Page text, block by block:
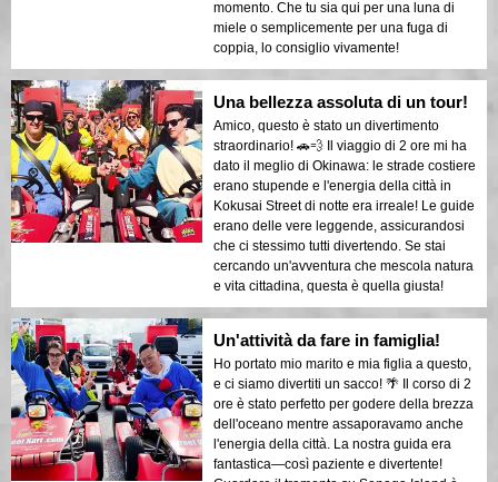
momento. Che tu sia qui per una luna di
miele o semplicemente per una fuga di
coppia, lo consiglio vivamente!
Una bellezza assoluta di un tour!
Amico, questo è stato un divertimento
straordinario! 🚗💨 Il viaggio di 2 ore mi ha
dato il meglio di Okinawa: le strade costiere
erano stupende e l'energia della città in
Kokusai Street di notte era irreale! Le guide
erano delle vere leggende, assicurandosi
che ci stessimo tutti divertendo. Se stai
cercando un'avventura che mescola natura
e vita cittadina, questa è quella giusta!
Un'attività da fare in famiglia!
Ho portato mio marito e mia figlia a questo,
e ci siamo divertiti un sacco! 🌴 Il corso di 2
ore è stato perfetto per godere della brezza
dell'oceano mentre assaporavamo anche
l'energia della città. La nostra guida era
fantastica—così paziente e divertente!